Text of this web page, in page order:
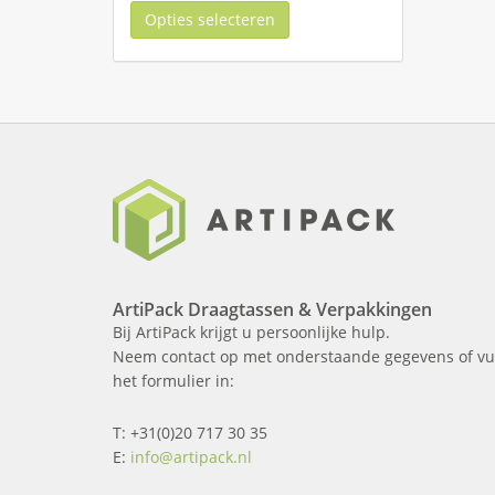
Opties selecteren
ArtiPack Draagtassen & Verpakkingen
Bij ArtiPack krijgt u persoonlijke hulp.
Neem contact op met onderstaande gegevens of
het formulier in:
T: +31(0)20 717 30 35
E: info@artipack.nl